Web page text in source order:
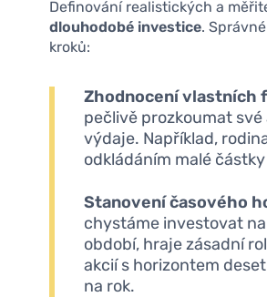
Definování realistických a
dlouhodobé investice.
kroků:
Zhodnocení vlastních
pečlivě prozkoumat
výdaje. Například,
odkládáním malé
Stanovení časového
chystáme investovat
období, hraje zásadní
akcií s horizontem
na rok.